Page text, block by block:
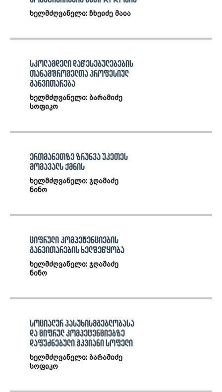
ხელმძღვანელი: ჩხეიძე მაია
სკოლამდელი დაწესებულებების
თანამშრომელთა პროფესიულ
განვითარება
ხელმძღვანელი: ბარამიძე
სოფიკო
ერთმანეთზე ზრუნვა უკეთეს
მომავალს ქმნის
ხელმძღვანელი: ჯღამაძე
ნინო
ციფრული კომპეტენციების
განვითარების ხელშეწყობა
ხელმძღვანელი: ჯღამაძე
ნინო
სოციალურ პასუხისმგებლობასა
და ციფრულ კომპეტენციებზე
დაფუძნებული ჭკვიანი სოფელი
ხელმძღვანელი: ბარამიძე
სოფიკო